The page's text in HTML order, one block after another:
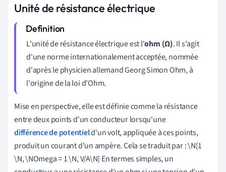
Unité de résistance électrique
L'unité de résistance électrique est l'ohm (Ω). Il s'agit
d'une norme internationalement acceptée, nommée
d'après le physicien allemand Georg Simon Ohm, à
l'origine de la loi d'Ohm.
Mise en perspective, elle est définie comme la résistance
entre deux points d'un conducteur lorsqu'une
différence de potentield'un volt, appliquée à ces points,
produit un courant d'un ampère. Cela se traduit par : \N[1
\N, \NOmega = 1 \N, V/A\N] En termes simples, un